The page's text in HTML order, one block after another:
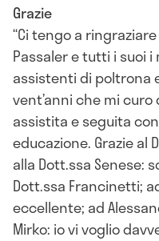
Grazie
Ci tengo a
Passaler e tutti i suoi
assistenti di poltrona
vent’anni che mi
assistita e seguita
educazione. Grazie al
alla Dott.ssa Senese:
Dott.ssa Francinetti;
eccellente; ad
Mirko: io vi voglio